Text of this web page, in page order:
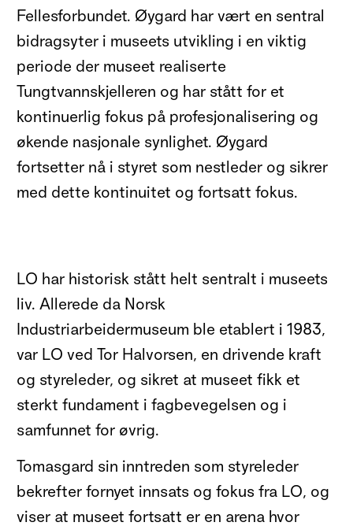
Fellesforbundet. Øygard har vært en sentral
bidragsyter i museets utvikling i en viktig
periode der museet realiserte
Tungtvannskjelleren og har stått for et
kontinuerlig fokus på profesjonalisering og
økende nasjonale synlighet. Øygard
fortsetter nå i styret som nestleder og sikrer
med dette kontinuitet og fortsatt fokus.
LO har historisk stått helt sentralt i museets
liv. Allerede da Norsk
Industriarbeidermuseum ble etablert i 1983,
var LO ved Tor Halvorsen, en drivende kraft
og styreleder, og sikret at museet fikk et
sterkt fundament i fagbevegelsen og i
samfunnet for øvrig.
Tomasgard sin inntreden som styreleder
bekrefter fornyet innsats og fokus fra LO, og
viser at museet fortsatt er en arena hvor